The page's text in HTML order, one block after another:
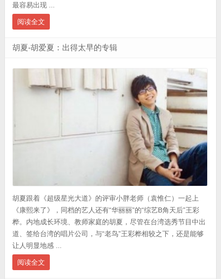
最容易出现 ...
阅读全文
胡夏-胡爱夏：出得太早的专辑
胡夏跟着《超级星光大道》的评审小胖老师（袁惟仁）一起上
《康熙来了》，同档的艺人还有“华丽丽”的“综艺B角天后”王彩
桦。内地成长环境、教师家庭的胡夏，尽管在台湾选秀节目中出
道、签给台湾的唱片公司，与“老鸟”王彩桦相较之下，还是能够
让人明显地感 ...
阅读全文